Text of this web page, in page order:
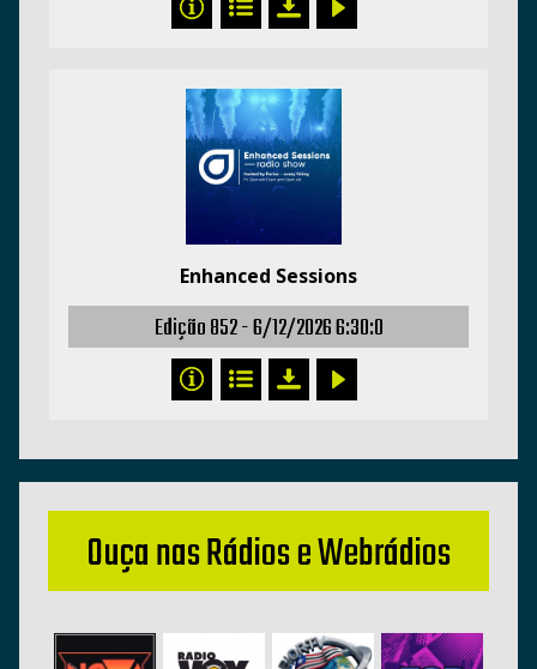
Enhanced Sessions
Edição 852 -6/12/2026 6:30:0
Ouça nas Rádios e Webrádios